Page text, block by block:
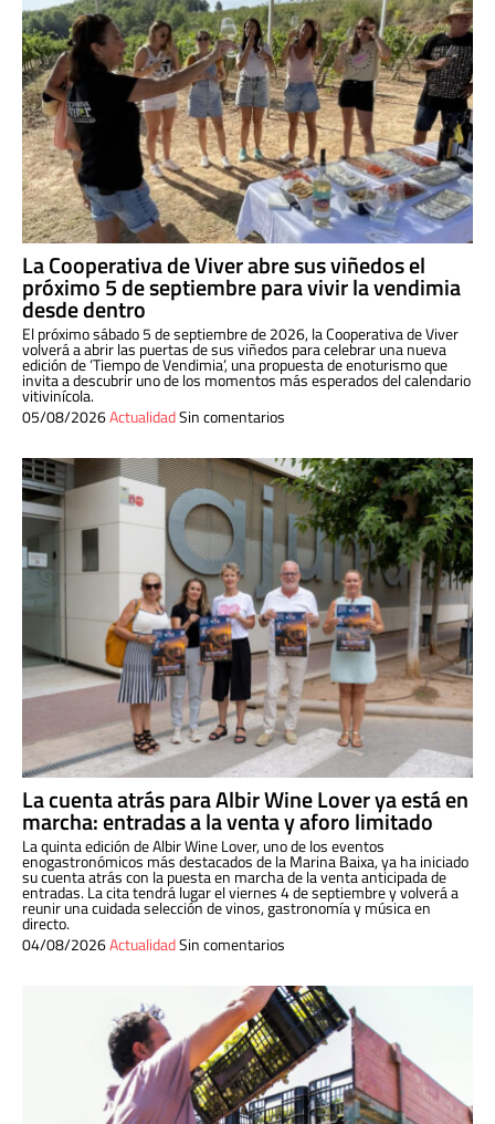
La Cooperativa de Viver abre sus viñedos el
próximo 5 de septiembre para vivir la vendimia
desde dentro
El próximo sábado 5 de septiembre de 2026, la Cooperativa de Viver
volverá a abrir las puertas de sus viñedos para celebrar una nueva
edición de ‘Tiempo de Vendimia’, una propuesta de enoturismo que
invita a descubrir uno de los momentos más esperados del calendario
vitivinícola.
05/08/2026ActualidadSin comentarios
La cuenta atrás para Albir Wine Lover ya está en
marcha: entradas a la venta y aforo limitado
La quinta edición de Albir Wine Lover, uno de los eventos
enogastronómicos más destacados de la Marina Baixa, ya ha iniciado
su cuenta atrás con la puesta en marcha de la venta anticipada de
entradas. La cita tendrá lugar el viernes 4 de septiembre y volverá a
reunir una cuidada selección de vinos, gastronomía y música en
directo.
04/08/2026ActualidadSin comentarios